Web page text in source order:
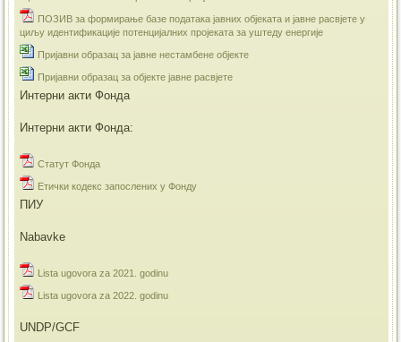
ПОЗИВ за формирање базе података јавних објеката и јавне расвјете у
циљу идентификације потенцијалних пројеката за уштеду енергије
Пријавни образац за јавне нестамбене објекте
Пријавни образац за објекте јавне расвјете
Интерни акти Фонда
Интерни акти Фонда:
Статут Фонда
Етички кодекс запослених у Фонду
ПИУ
Nabavke
Lista ugovora za 2021. godinu
Lista ugovora za 2022. godinu
UNDP/GCF